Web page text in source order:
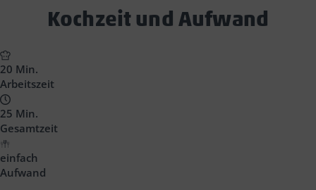
Text
Headline
Kochzeit und Aufwand
20 Min.
Arbeitszeit
25 Min.
Gesamtzeit
einfach
Aufwand